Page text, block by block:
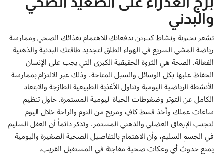
والبدني
تشعر بحيوية ونشاط كبيرين يدفعانك للاهتمام بغذائك الصحي وممارسة
رياضة المشي السريع في الهواء الطلق لتجديد طاقتك البدنية والذهنية
الفعالة. الصحة هي الثروة الحقيقية الكبرى التي يجب على الإنسان
الحفاظ عليها بكل الوسائل والسبل المتاحة، وذلك عبر الالتزام بممارسة
الأنشطة الرياضية اليومية وتناول الأغذية الطبيعية الطازجة والابتعاد
الكامل عن التوتر وضغوطات الحياة اليومية المستمرة. حاول تنظيم
ساعات عملك وأخذ قسط كافٍ ومريح من النوم والراحة خلال اليوم
لتجنب الإرهاق العضلي والذهني المستمر، وتذكر دائماً أن العقل السليم
في الجسم السليم، وأن الاهتمام بالتفاصيل الصحية الصغيرة واليومية
يمنع حدوث أي وعكات صحية مفاجئة في المستقبل القريب.